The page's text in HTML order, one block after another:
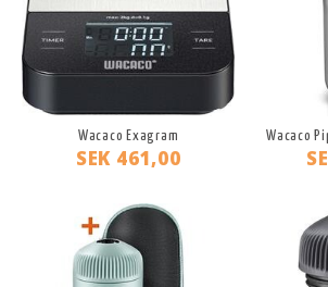
Wacaco Exagram
SEK 461,00
Wacaco